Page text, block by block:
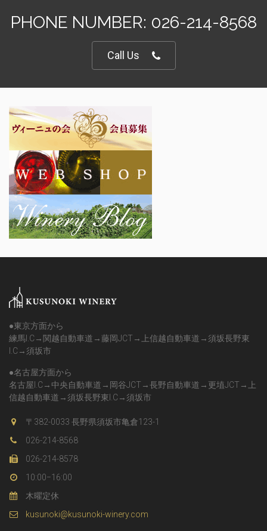
PHONE NUMBER: 026-214-8568
Call Us
●東京方面から
練馬I.C→関越自動車道→藤岡JCT→上信越自動車道→須坂長野東
I.C→須坂市
●名古屋方面から
名古屋I.C→中央自動車道→岡谷JCT→長野自動車道→更埴JCT→上
信越自動車道→須坂長野東I.C→須坂市
〒382-0033 長野県須坂市亀倉123-1
026-214-8568
026-214-8578
10:00−16:00
木曜定休
kusunoki@kusunoki-winery.com